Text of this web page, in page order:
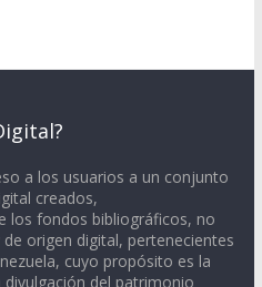
a los usuarios a un conjunto
creados,
los fondos bibliográficos, no
origen digital, pertenecientes
cuyo propósito es la
del patrimonio